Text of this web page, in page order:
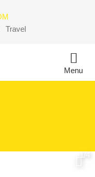
Travel
Menu
1/4